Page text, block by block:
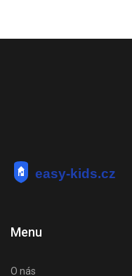
Menu
O nás